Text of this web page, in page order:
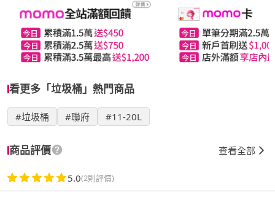
看更多「垃圾桶」熱門商品
#垃圾桶 #聯府 #11-20L
商品評價 查看全部
5.0(2則評價)